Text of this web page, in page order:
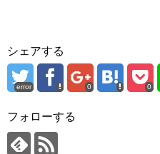
シェアする
error 0 0
フォローする